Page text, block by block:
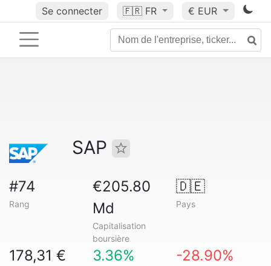
Se connecter 🇫🇷 FR € EUR
SAP
#74
Rang
€205.80
Md
Capitalisation
boursière
🇩🇪
Pays
178,31 € 3.36% -28.90%